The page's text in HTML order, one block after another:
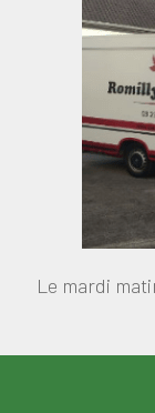
Le mardi